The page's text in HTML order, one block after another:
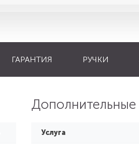
ГАРАНТИЯ РУЧКИ
Услуга